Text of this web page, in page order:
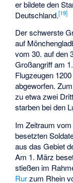
er bildete den
Deutschland.[19]
Der schwerste
auf
vom 30. auf den
Großangriff am
Flugzeugen
abgeworfen.
zu etwa zwei
starben bei den
Im Zeitraum
besetzten
aus das Gebiet
Am 1. März
stießen im
Rurzum Rhein